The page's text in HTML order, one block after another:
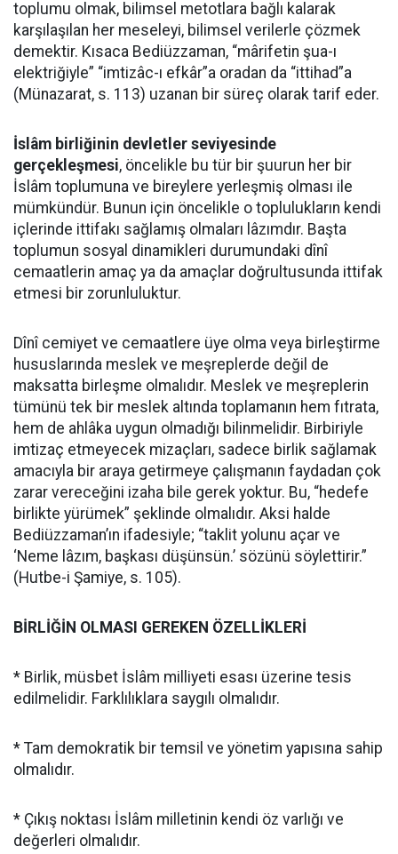
toplumu olmak, bilimsel metotlara bağlı kalarak
karşılaşılan her meseleyi, bilimsel verilerle çözmek
demektir. Kısaca Bediüzzaman, “mârifetin şua-ı
elektriğiyle” “imtizâc-ı efkâr”a oradan da “ittihad”a
(Münazarat, s. 113) uzanan bir süreç olarak tarif eder.
İslâm birliğinin devletler seviyesinde
gerçekleşmesi, öncelikle bu tür bir şuurun her bir
İslâm toplumuna ve bireylere yerleşmiş olması ile
mümkündür. Bunun için öncelikle o toplulukların kendi
içlerinde ittifakı sağlamış olmaları lâzımdır. Başta
toplumun sosyal dinamikleri durumundaki dînî
cemaatlerin amaç ya da amaçlar doğrultusunda ittifak
etmesi bir zorunluluktur.
Dînî cemiyet ve cemaatlere üye olma veya birleştirme
hususlarında meslek ve meşreplerde değil de
maksatta birleşme olmalıdır. Meslek ve meşreplerin
tümünü tek bir meslek altında toplamanın hem fıtrata,
hem de ahlâka uygun olmadığı bilinmelidir. Birbiriyle
imtizaç etmeyecek mizaçları, sadece birlik sağlamak
amacıyla bir araya getirmeye çalışmanın faydadan çok
zarar vereceğini izaha bile gerek yoktur. Bu, “hedefe
birlikte yürümek” şeklinde olmalıdır. Aksi halde
Bediüzzaman’ın ifadesiyle; “taklit yolunu açar ve
‘Neme lâzım, başkası düşünsün.’ sözünü söylettirir.”
(Hutbe-i Şamiye, s. 105).
BİRLİĞİN OLMASI GEREKEN ÖZELLİKLERİ
* Birlik, müsbet İslâm milliyeti esası üzerine tesis
edilmelidir. Farklılıklara saygılı olmalıdır.
* Tam demokratik bir temsil ve yönetim yapısına sahip
olmalıdır.
* Çıkış noktası İslâm milletinin kendi öz varlığı ve
değerleri olmalıdır.